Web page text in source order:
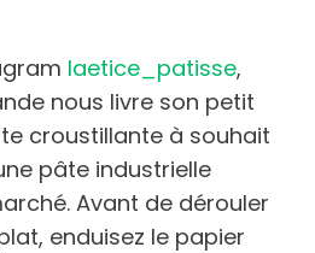
laetice_patisse,
nous livre son petit
croustillante à souhait
pâte industrielle
Avant de dérouler
enduisez le papier